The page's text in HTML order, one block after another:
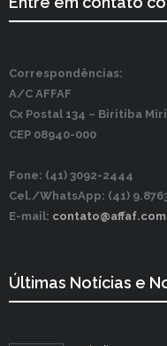
Correspondências:
A/C AFFAF
Cx Postal 134 – Biritiba
CEP 08940-000
Fone: (41) 3092-2444
Cel./WhatsApp: (41)
E-mail:
Últimas Notícias e